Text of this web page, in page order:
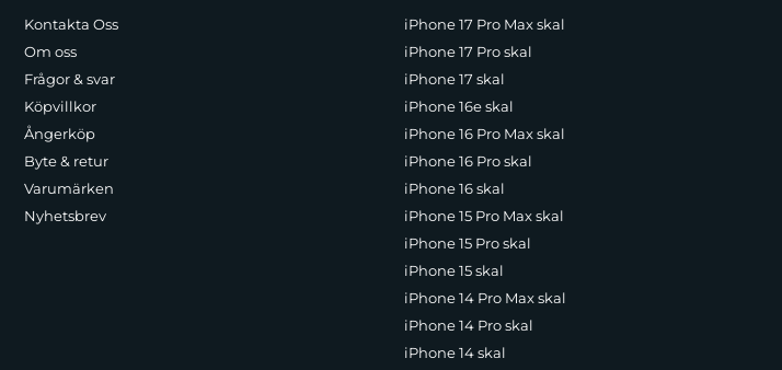
Kontakta Oss
Om oss
Frågor & svar
Köpvillkor
Ångerköp
Byte & retur
Varumärken
Nyhetsbrev
iPhone 17 Pro Max skal
iPhone 17 Pro skal
iPhone 17 skal
iPhone 16e skal
iPhone 16 Pro Max skal
iPhone 16 Pro skal
iPhone 16 skal
iPhone 15 Pro Max skal
iPhone 15 Pro skal
iPhone 15 skal
iPhone 14 Pro Max skal
iPhone 14 Pro skal
iPhone 14 skal